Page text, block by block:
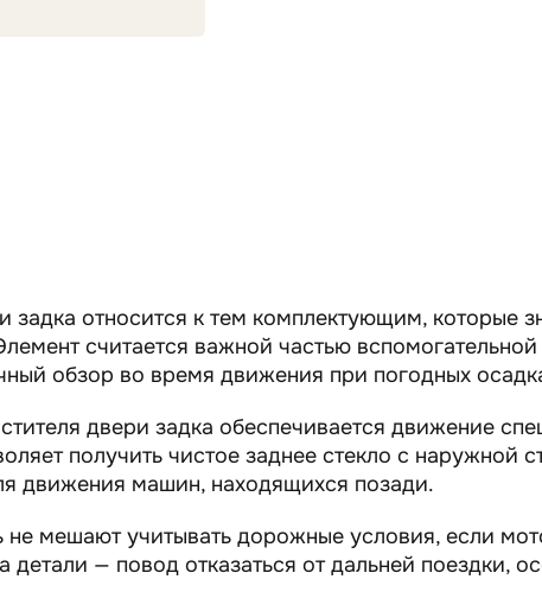
задка относится к тем комплектующим, которые
считается важной частью
обзор во время движения при погодных
двери задка обеспечивается движение
получить чистое заднее стекло с наружной
движения машин, находящихся позади.
мешают учитывать дорожные условия, если
— повод отказаться от дальней поездки,